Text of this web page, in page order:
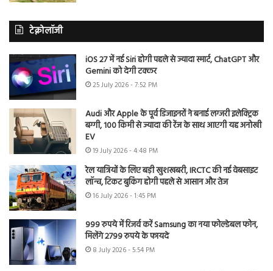
टेक्नोलॉजी
iOS 27 में नई Siri होगी पहले से ज्यादा स्मार्ट, ChatGPT और
Gemini को देगी टक्कर
25 July 2026 - 7:52 PM
Audi और Apple के पूर्व डिजाइनरों ने बनाई लग्जरी इलेक्ट्रिक
बग्गी, 100 किमी से ज्यादा की रेंज के साथ आएगी यह अनोखी
EV
19 July 2026 - 4:48 PM
रेल यात्रियों के लिए बड़ी खुशखबरी, IRCTC की नई वेबसाइट
लॉन्च, टिकट बुकिंग होगी पहले से आसान और तेज
16 July 2026 - 1:45 PM
999 रुपये में रिजर्व करें Samsung का नया फोल्डेबल फोन,
मिलेंगे 2799 रुपये के फायदे
8 July 2026 - 5:54 PM